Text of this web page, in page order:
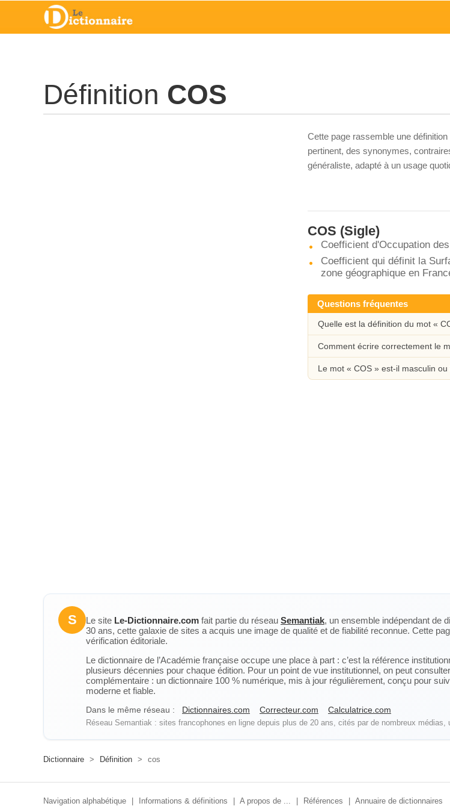
Définition COS
Cette page rassemble une
pertinent, des synonymes,
généraliste, adapté à un usage
COS (Sigle)
Coefficient d'Occupation
Coefficient qui définit la
zone géographique en
Questions fréquentes
Quelle est la définition du mot «
Comment écrire correctement le
Le mot « COS » est-il masculin
S Le site Le-Dictionnaire.com fait partie du réseau Semantiak, un ensemble indépendant de
30 ans, cette galaxie de sites a acquis une image de qualité et de fiabilité reconnue. Cette
vérification éditoriale.
Le dictionnaire de l’Académie française occupe une place à part : c’est la référence
plusieurs décennies pour chaque édition. Pour un point de vue institutionnel, on peut
complémentaire : un dictionnaire 100 % numérique, mis à jour régulièrement, conçu pour
moderne et fiable.
Dans le même réseau : Dictionnaires.com Correcteur.com Calculatrice.com
Réseau Semantiak : sites francophones en ligne depuis plus de 20 ans, cités par de nombreux
Dictionnaire > Définition > cos
Navigation alphabétique Informations & définitions A propos de ... Références Annuaire de dictionnaires